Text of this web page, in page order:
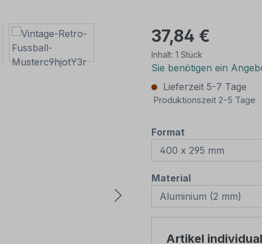
37,84 €
Inhalt: 1 Stück
Sie benötigen ein
Lieferzeit 5-7 Tage
Produktionszeit 2-5 Tage
Format
Materialauswählen
Artikel